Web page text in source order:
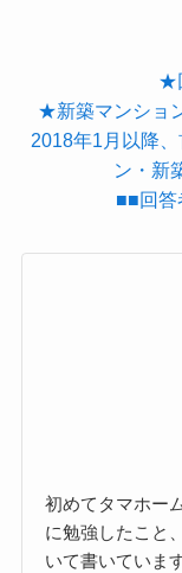
★
★新築マンショ
2018年1月以降
ン・新
■■回答
初めてタマホー
に勉強したこと
いて書いていま